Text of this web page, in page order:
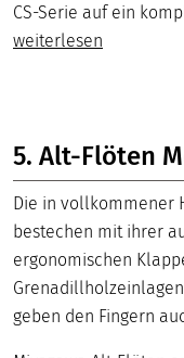
CS-Serie auf ein
weiterlesen
5. Alt-Flöten
Die in vollkommener
bestechen mit ihrer
ergonomischen
geben den Fingern